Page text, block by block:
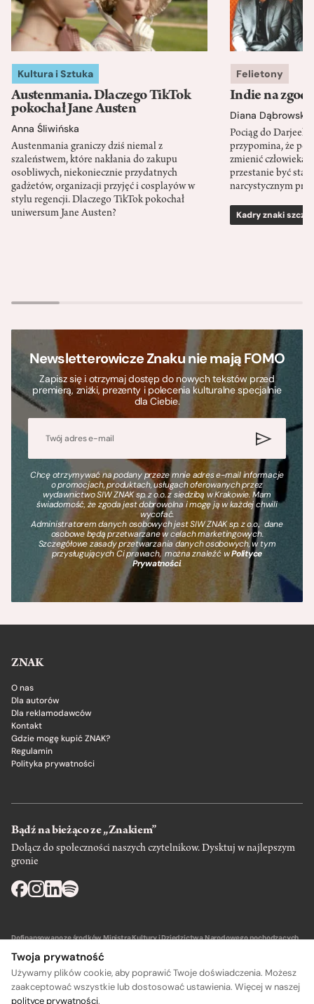
Kultura i Sztuka
Austenmania. Dlaczego TikTok
pokochał Jane Austen
Anna Śliwińska
Austenmania graniczy dziś niemal z
szaleństwem, które nakłania do zakupu
osobliwych, niekoniecznie przydatnych
gadżetów, organizacji przyjęć i cosplayów w
stylu regencji. Dlaczego TikTok pokochał
uniwersum Jane Austen?
Felietony
Indie na
Diana Dąbrowska
Pociąg do
przypomina, że
zmienić człowieka
przestanie być
narcystycznym
Kadry znaki
Newsletterowicze Znaku nie mają FOMO
Zapisz się i otrzymaj dostęp do nowych tekstów przed
premierą, zniżki, prezenty i polecenia kulturalne specjalnie
dla Ciebie.
Chcę otrzymywać na podany przeze mnie adres e-mail informacje
o promocjach, produktach, usługach oferowanych przez
wydawnictwo SIW ZNAK sp. z o.o. z siedzibą w Krakowie. Mam
świadomość, że zgoda jest dobrowolna i mogę ją w każdej chwili
wycofać.
Administratorem danych osobowych jest SIW ZNAK sp. z o.o., dane
osobowe będą przetwarzane w celach marketingowych.
Szczegółowe zasady przetwarzania danych osobowych, w tym
przysługujących Ci prawach, można znaleźć wPolityce
Prywatności.
ZNAK
O nas
Dla autorów
Dla reklamodawców
Kontakt
Gdzie mogę kupić ZNAK?
Regulamin
Polityka prywatności
Bądź na bieżąco ze „Znakiem”
Dołącz do społeczności naszych czytelnikow. Dysktuj w najlepszym
gronie
Dofinansowano ze środków Ministra Kultury i Dziedzictwa Narodowego pochodzących
Twoja prywatność
Używamy plików cookie, aby poprawić Twoje doświadczenia. Możesz
zaakceptować wszystkie lub dostosować ustawienia. Więcej w naszej
polityce prywatności.